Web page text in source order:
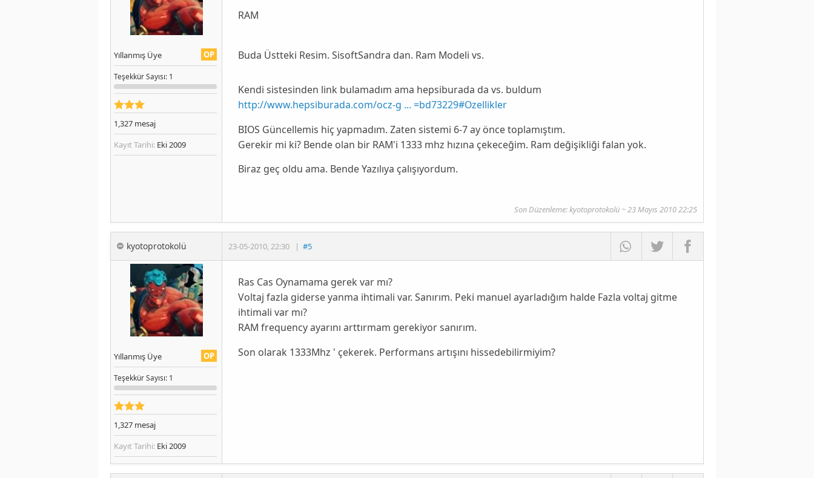
OP
Yıllanmış Üye
TeşekkürSayısı: 1
1,327 mesaj
Kayıt Tarihi: Eki 2009
RAM
Buda Üstteki Resim. SisoftSandra dan. Ram Modeli vs.
Kendi sistesinden link bulamadım ama hepsiburada da vs. buldum
http://www.hepsiburada.com/ocz-g ... =bd73229#Ozellikler
BIOS Güncellemis hiç yapmadım. Zaten sistemi 6-7 ay önce toplamıştım.
Gerekir mi ki? Bende olan bir RAM'i 1333 mhz hızına çekeceğim. Ram değişikliği falan yok.
Biraz geç oldu ama. Bende Yazılıya çalışıyordum.
Son Düzenleme: kyotoprotokolü ~ 23 Mayıs 2010 22:25
kyotoprotokolü 23-05-2010,22:30 | #5
OP
Yıllanmış Üye
TeşekkürSayısı: 1
1,327 mesaj
Kayıt Tarihi: Eki 2009
Ras Cas Oynamama gerek var mı?
Voltaj fazla giderse yanma ihtimali var. Sanırım. Peki manuel ayarladığım halde Fazla voltaj gitme
ihtimali var mı?
RAM frequency ayarını arttırmam gerekiyor sanırım.
Son olarak 1333Mhz ' çekerek. Performans artışını hissedebilirmiyim?